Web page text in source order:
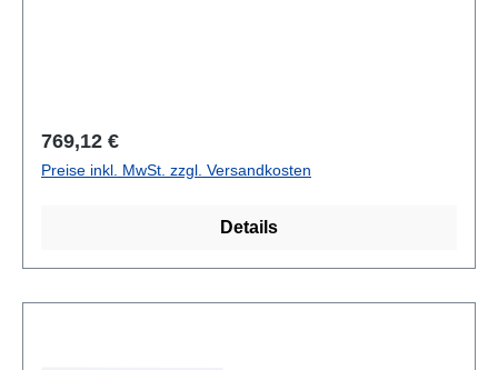
Regulärer Preis:
769,12 €
Preise inkl. MwSt. zzgl. Versandkosten
Details